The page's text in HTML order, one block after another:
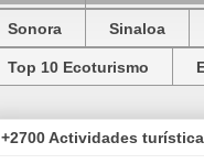
Sonora Sinaloa
Top 10 Ecoturismo
+2700 Actividades